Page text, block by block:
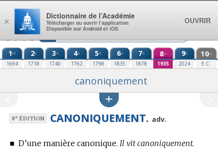
Aller au contenu
1re
1694
2e
1718
3e
1740
4e
1762
5e
1798
6e
1835
7e
1878
8e
1935
9e
2024
10e
E.C.
canoniquement
8eÉDITION CANONIQUEMENT. adv.
■ D’une manière canonique. Il vit canoniquement.
×
Dictionnaire de l’Académie
Télécharger ou ouvrir l’application
Disponible sur Android et iOS
OUVRIR